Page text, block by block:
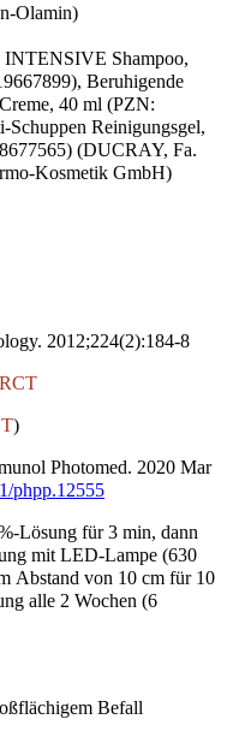
Olamin)
INTENSIVE Shampoo,
Beruhigende
40 ml (PZN:
Schuppen Reinigungsgel,
(DUCRAY, Fa.
Kosmetik GmbH)
2012;224(2):184-8
RCT
)
Photomed. 2020 Mar
phpp.12555
Lösung für 3 min, dann
mit LED-Lampe (630
Abstand von 10 cm für 10
alle 2 Wochen (6
Befall